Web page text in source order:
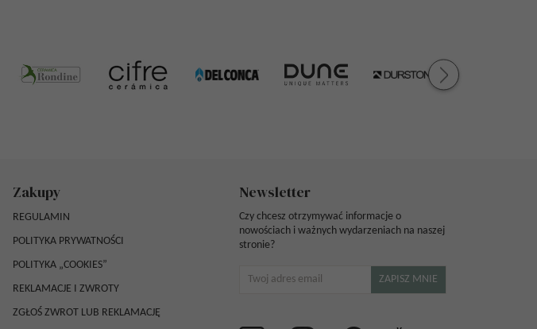
Zakupy
REGULAMIN
POLITYKA PRYWATNOŚCI
POLITYKA „COOKIES”
REKLAMACJE I ZWROTY
ZGŁOŚ ZWROT LUB REKLAMACJĘ
Newsletter
Czy chcesz otrzymywać informacje o
nowościach i ważnych wydarzeniach na naszej
stronie?